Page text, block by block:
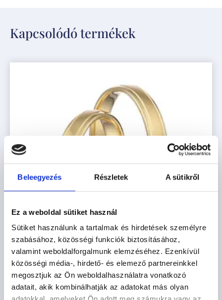
Beleegyezés Részletek A sütikről
Ez a weboldal sütiket használ
Sütiket használunk a tartalmak és hirdetések személyre
szabásához, közösségi funkciók biztosításához,
valamint weboldalforgalmunk elemzéséhez. Ezenkívül
közösségi média-, hirdető- és elemező partnereinkkel
megosztjuk az Ön weboldalhasználatra vonatkozó
adatait, akik kombinálhatják az adatokat más olyan
Kapcsolódó termékek
POZSONY
416.700 Ft-tól